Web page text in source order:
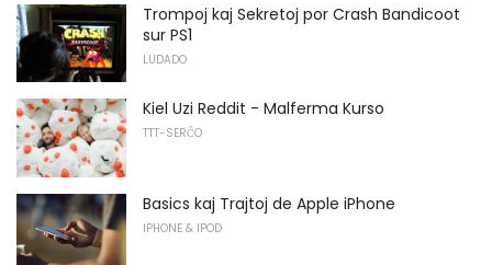
Trompoj kaj Sekretoj por Crash Bandicoot
sur PS1
LUDADO
Kiel Uzi Reddit - Malferma Kurso
TTT-SERĈO
Basics kaj Trajtoj de Apple iPhone
IPHONE & IPOD